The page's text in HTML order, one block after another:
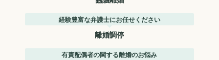
経験豊富な弁護士にお任せください
離婚調停
有責配偶者の関する離婚のお悩み